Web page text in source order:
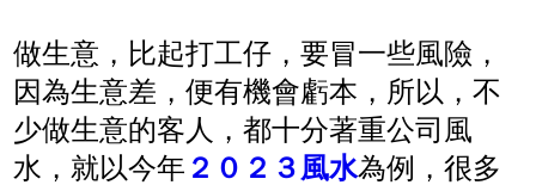
做生意，比起打工仔，要冒一些風險，
因為生意差，便有機會虧本，所以，不
少做生意的客人，都十分著重公司風
水，就以今年 ２０２３風水為例，很多